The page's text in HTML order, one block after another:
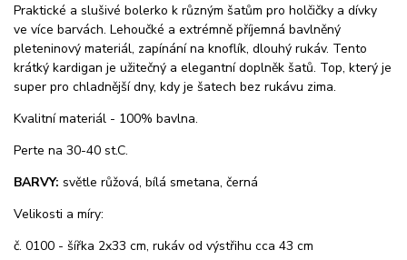
Praktické a slušivé bolerko k různým šatům pro holčičky a dívky
ve více barvách. Lehoučké a extrémně příjemná bavlněný
pleteninový materiál, zapínání na knoflík, dlouhý rukáv. Tento
krátký kardigan je užitečný a elegantní doplněk šatů. Top, který je
super pro chladnější dny, kdy je šatech bez rukávu zima.
Kvalitní materiál - 100% bavlna.
Perte na 30-40 st.C.
BARVY: světle růžová, bílá smetana, černá
Velikosti a míry:
č. 0100 - šířka 2x33 cm, rukáv od výstřihu cca 43 cm